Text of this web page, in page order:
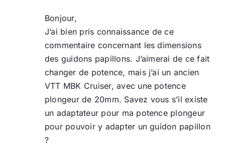
Bonjour,
J’ai bien pris connaissance de ce
commentaire concernant les dimensions
des guidons papillons. J’aimerai de ce fait
changer de potence, mais j’ai un ancien
VTT MBK Cruiser, avec une potence
plongeur de 20mm. Savez vous s’il existe
un adaptateur pour ma potence plongeur
pour pouvoir y adapter un guidon papillon
?